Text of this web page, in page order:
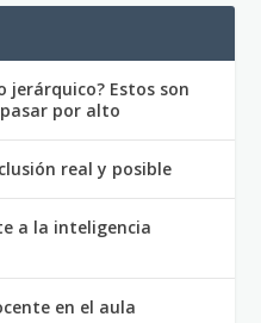
jerárquico? Estos son
por alto
real y posible
a la inteligencia
en el aula